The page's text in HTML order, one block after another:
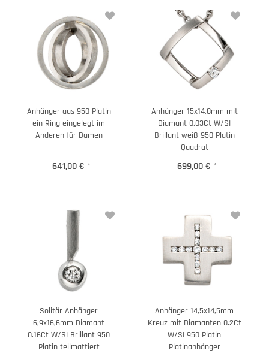
Anhänger aus 950 Platin
ein Ring eingelegt im
Anderen für Damen
641,00 € *
Anhänger 15x14,8mm mit
Diamant 0.03Ct W/SI
Brillant weiß 950 Platin
Quadrat
699,00 € *
Solitär Anhänger
6,9x16,6mm Diamant
0.16Ct W/SI Brillant 950
Platin teilmattiert
Anhänger 14,5x14,5mm
Kreuz mit Diamanten 0.2Ct
W/SI 950 Platin
Platinanhänger